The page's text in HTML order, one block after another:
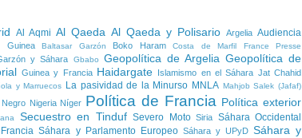
Al Aqmi Al Qaeda Al Qaeda y Polisario Argelia Audiencia
Guinea Baltasar Garzón Boko Haram Costa de Marfil France Presse
y Sáhara Gbabo Geopolítica de Argelia Geopolítica de
Guinea y Francia Haidargate Islamismo en el Sáhara Jat Chahid
y Marruecos La pasividad de la Minurso MNLA Mahjob Salek (Jafaf)
Nigeria Níger Política de Francia Política exterior
Secuestro en Tinduf Severo Moto Siria Sáhara Occidental
Sáhara y Parlamento Europeo Sáhara y UPyD Sáhara y